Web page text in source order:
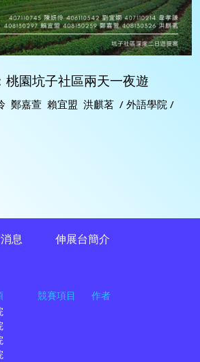
桃園坑子社區兩天一夜遊
鄭嘉萱 賴宜盟 洪麒茗 / 外語學院 /
競賽項目 作者
息 伸展台簡介